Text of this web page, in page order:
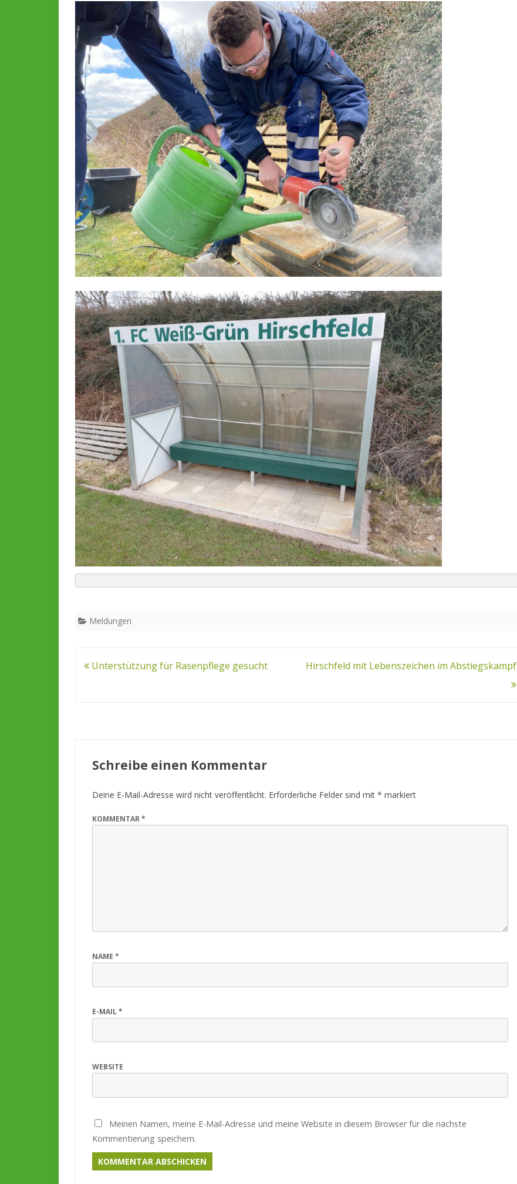
Meldungen
Beitrags-
Unterstützung für Rasenpflege gesucht Hirschfeld mit Lebenszeichen im Abstiegskampf
Schreibe einen Kommentar
Deine E-Mail-Adresse wird nicht veröffentlicht. Erforderliche Felder sind mit * markiert
KOMMENTAR*
NAME *
E-MAIL*
WEBSITE
Meinen Namen, meine E-Mail-Adresse und meine Website in diesem Browser für die nächste
Kommentierung speichern.